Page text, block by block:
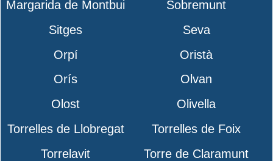
Margarida de Montbui
Sobremunt
Sitges
Seva
Orpí
Oristà
Orís
Olvan
Olost
Olivella
Torrelles de Llobregat
Torrelles de Foix
Torrelavit
Torre de Claramunt